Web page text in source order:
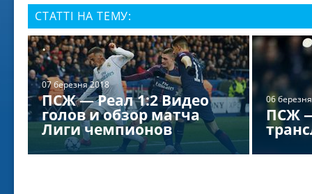
СТАТТІ НА ТЕМУ:
07 березня 2018
ПСЖ — Реал 1:2 Видео
голов и обзор матча
Лиги чемпионов
06
ПСЖ